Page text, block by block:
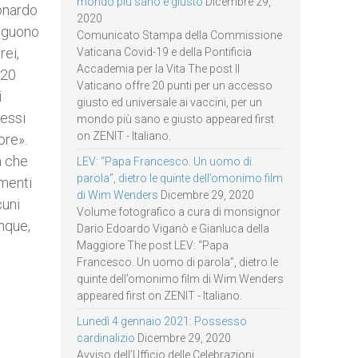
che
2020
Comunicato Stampa della Commissione
Vaticana Covid-19 e della Pontificia
Accademia per la Vita The post Il
Vaticano offre 20 punti per un accesso
giusto ed universale ai vaccini, per un
mondo più sano e giusto appeared first
on ZENIT - Italiano.
LEV: “Papa Francesco. Un uomo di
parola”, dietro le quinte dell’omonimo film
di Wim Wenders Dicembre 29, 2020
Volume fotografico a cura di monsignor
Dario Edoardo Viganò e Gianluca della
Maggiore The post LEV: “Papa
Francesco. Un uomo di parola”, dietro le
quinte dell’omonimo film di Wim Wenders
appeared first on ZENIT - Italiano.
Lunedì 4 gennaio 2021: Possesso
cardinalizio Dicembre 29, 2020
Avviso dell’Ufficio delle Celebrazioni